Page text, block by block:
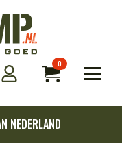
0
NEDERLAND